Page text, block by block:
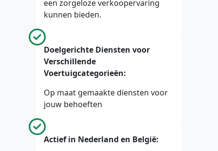
een zorgeloze verkoopervaring
kunnen bieden.
Doelgerichte Diensten voor
Verschillende
Voertuigcategorieën:
Op maat gemaakte diensten voor
jouw behoeften
Actief in Nederland en België: